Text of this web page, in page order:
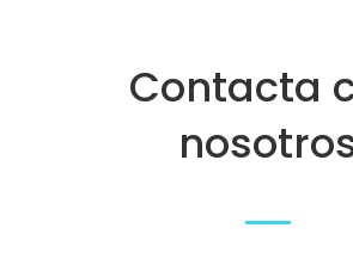
Contacta